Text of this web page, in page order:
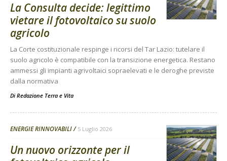
La Consulta decide: legittimo
vietare il fotovoltaico su suolo
agricolo
La Corte costituzionale respinge i ricorsi del Tar Lazio: tutelare il
suolo agricolo è compatibile con la transizione energetica. Restano
ammessi gli impianti agrivoltaici sopraelevati e le deroghe previste
dalla normativa
Di Redazione Terra e Vita
ENERGIE RINNOVABILI 5 Luglio 2026
Un nuovo orizzonte per il